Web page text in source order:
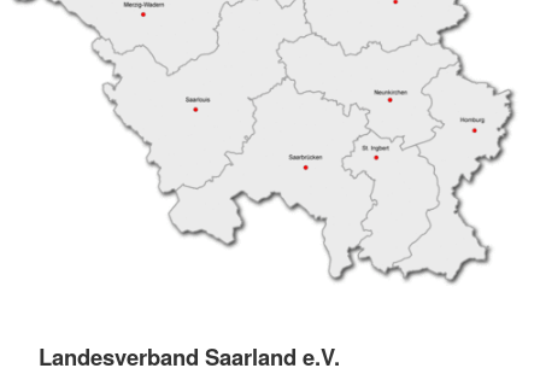
Landesverband Saarland e.V.